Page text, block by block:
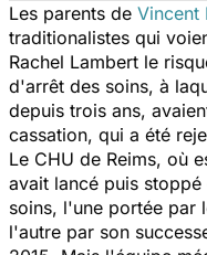
Les parents de Vincent
traditionalistes qui
Rachel Lambert le
d'arrêt des soins, à
depuis trois ans,
cassation, qui a été
Le CHU de Reims, où
avait lancé puis
soins, l'une portée par
l'autre par son